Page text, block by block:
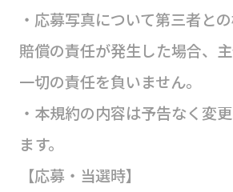
・応募写真について第三者と
賠償の責任が発生した場合、
一切の責任を負いません。
・本規約の内容は予告なく変
ます。
【応募・当選時】